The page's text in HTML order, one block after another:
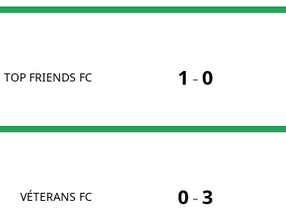
TOP FRIENDS FC 1 -0
VÉTERANS FC 0-3